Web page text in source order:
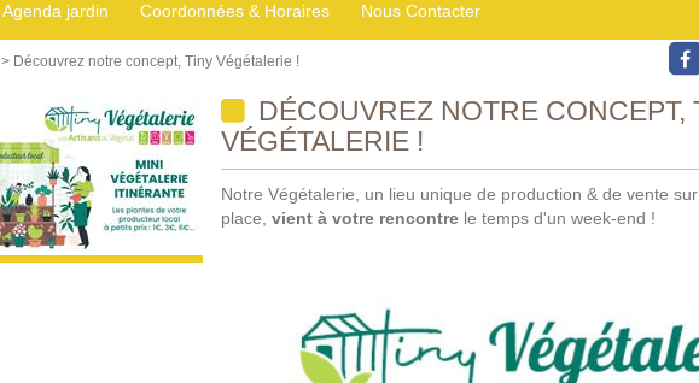
Agenda jardin Coordonnées & Horaires Nous Contacter
> Découvrez notre concept, Tiny Végétalerie !
DÉCOUVREZ NOTRE CONCEPT,
VÉGÉTALERIE !
Notre Végétalerie, un lieu unique de production & de vente sur
place, vient à votre rencontre le temps d'un week-end !